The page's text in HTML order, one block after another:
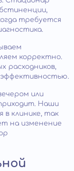
требуется
корректно.
расходников,
эффективностью.
или
Наши
в клинике, так
на изменение